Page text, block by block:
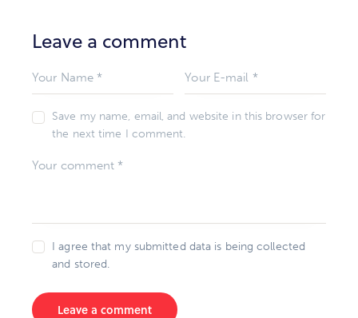
Leave a comment
Save my name, email, and website in this browser for
the next time I comment.
I agree that my submitted data is being collected
and stored.